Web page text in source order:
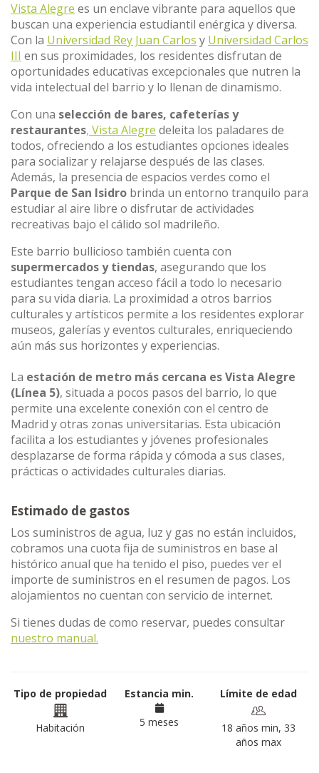
Vista Alegre es un enclave vibrante para aquellos que
buscan una experiencia estudiantil enérgica y diversa.
Con la Universidad Rey Juan Carlos y Universidad Carlos
III en sus proximidades, los residentes disfrutan de
oportunidades educativas excepcionales que nutren la
vida intelectual del barrio y lo llenan de dinamismo.
Con una selección de bares, cafeterías y
restaurantes, Vista Alegre deleita los paladares de
todos, ofreciendo a los estudiantes opciones ideales
para socializar y relajarse después de las clases.
Además, la presencia de espacios verdes como el
Parque de San Isidro brinda un entorno tranquilo para
estudiar al aire libre o disfrutar de actividades
recreativas bajo el cálido sol madrileño.
Este barrio bullicioso también cuenta con
supermercados y tiendas, asegurando que los
estudiantes tengan acceso fácil a todo lo necesario
para su vida diaria. La proximidad a otros barrios
culturales y artísticos permite a los residentes explorar
museos, galerías y eventos culturales, enriqueciendo
aún más sus horizontes y experiencias.
La estación de metro más cercana es Vista Alegre
(Línea 5), situada a pocos pasos del barrio, lo que
permite una excelente conexión con el centro de
Madrid y otras zonas universitarias. Esta ubicación
facilita a los estudiantes y jóvenes profesionales
desplazarse de forma rápida y cómoda a sus clases,
prácticas o actividades culturales diarias.
Estimado de gastos
Los suministros de agua, luz y gas no están incluidos,
cobramos una cuota fija de suministros en base al
histórico anual que ha tenido el piso, puedes ver el
importe de suministros en el resumen de pagos. Los
alojamientos no cuentan con servicio de internet.
Si tienes dudas de como reservar, puedes consultar
nuestro manual.
Tipo de propiedad
Habitación
Estancia min.
5 meses
Límite de edad
18 años min, 33
años max